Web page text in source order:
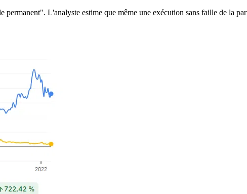
permanent". L'analyste estime que même une exécution sans faille de la